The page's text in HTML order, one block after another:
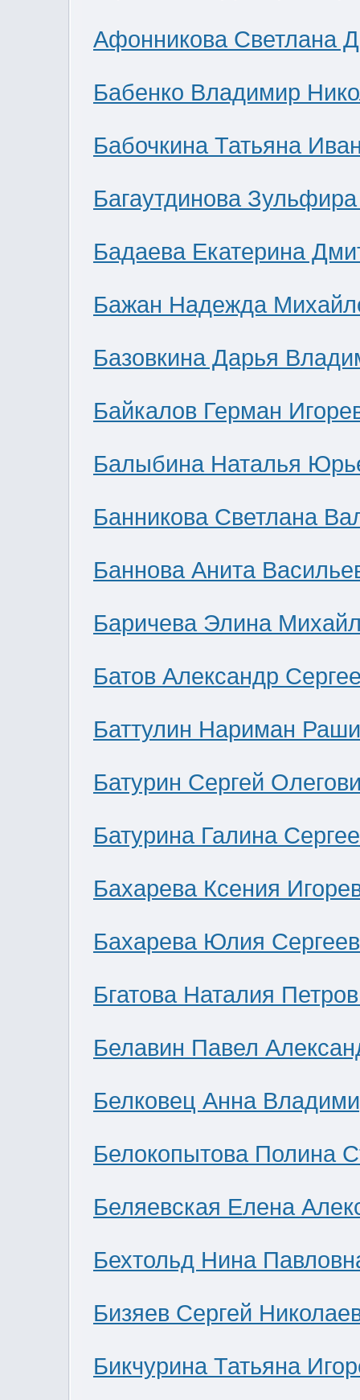
Афонникова Светлана
Бабенко Владимир
Бабочкина Татьяна
Багаутдинова
Бадаева Екатерина
Бажан Надежда
Базовкина Дарья
Байкалов Герман
Балыбина Наталья
Банникова Светлана
Баннова Анита
Баричева Элина
Батов Александр
Баттулин Нариман
Батурин Сергей
Батурина Галина
Бахарева Ксения
Бахарева Юлия
Бгатова Наталия
Белавин Павел
Белковец Анна
Белокопытова Полина
Беляевская Елена
Бехтольд Нина
Бизяев Сергей
Бикчурина Татьяна